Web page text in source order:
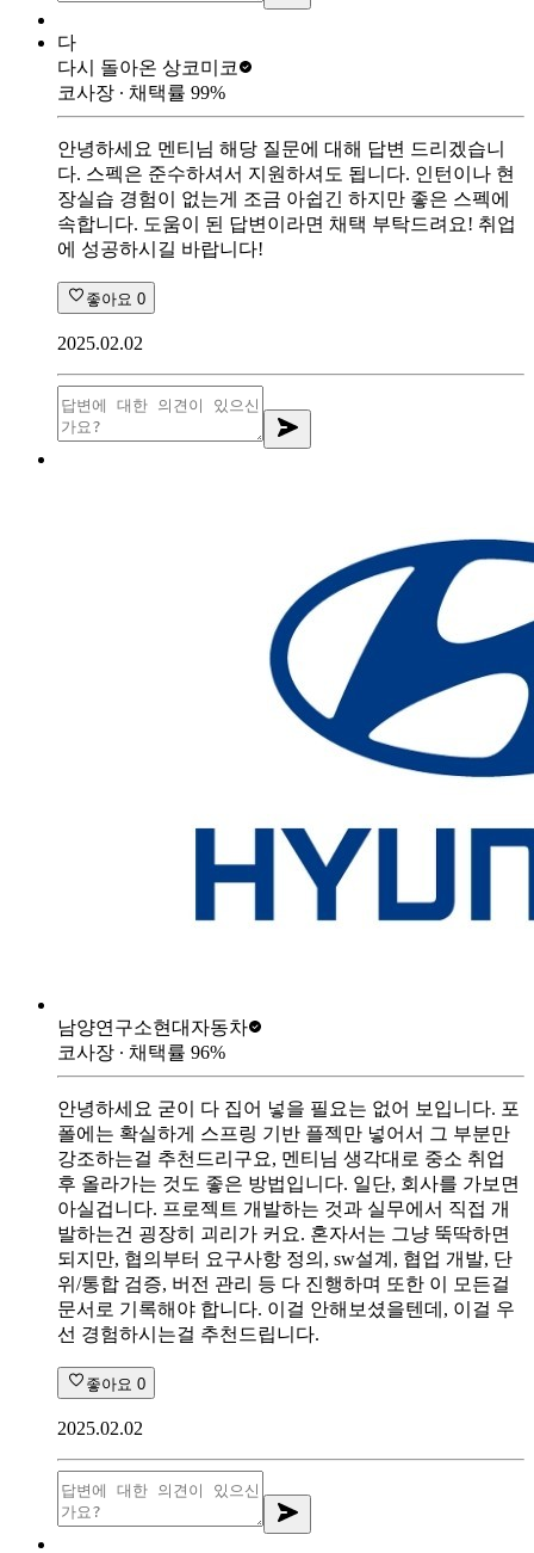
다
다시 돌아온 상코미코
코사장 ∙ 채택률 99%
안녕하세요 멘티님 해당 질문에 대해 답변 드리겠습니
다. 스펙은 준수하셔서 지원하셔도 됩니다. 인턴이나 현
장실습 경험이 없는게 조금 아쉽긴 하지만 좋은 스펙에
속합니다. 도움이 된 답변이라면 채택 부탁드려요! 취업
에 성공하시길 바랍니다!
좋아요 0
2025.02.02
남양연구소현대자동차
코사장 ∙ 채택률 96%
안녕하세요 굳이 다 집어 넣을 필요는 없어 보입니다. 포
폴에는 확실하게 스프링 기반 플젝만 넣어서 그 부분만
강조하는걸 추천드리구요, 멘티님 생각대로 중소 취업
후 올라가는 것도 좋은 방법입니다. 일단, 회사를 가보면
아실겁니다. 프로젝트 개발하는 것과 실무에서 직접 개
발하는건 굉장히 괴리가 커요. 혼자서는 그냥 뚝딱하면
되지만, 협의부터 요구사항 정의, sw설계, 협업 개발, 단
위/통합 검증, 버전 관리 등 다 진행하며 또한 이 모든걸
문서로 기록해야 합니다. 이걸 안해보셨을텐데, 이걸 우
선 경험하시는걸 추천드립니다.
좋아요 0
2025.02.02